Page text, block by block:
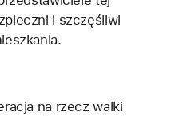
i szczęśliwi
na rzecz walki